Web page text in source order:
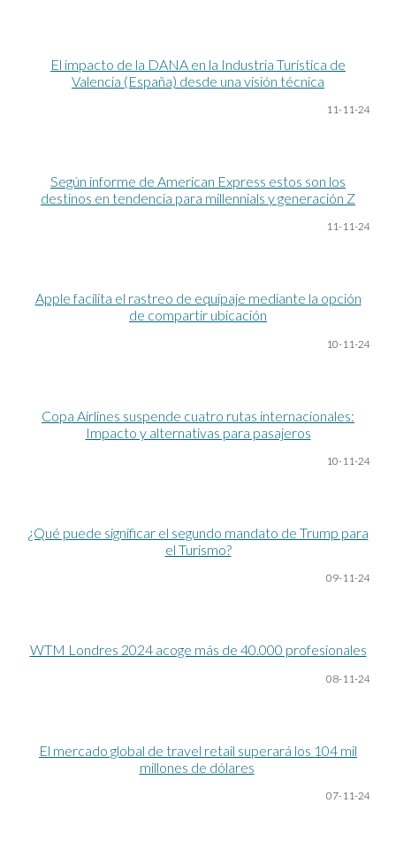
El impacto de la DANA en la Industria Turística de
Valencia (España) desde una visión técnica
11-11-24
Según informe de American Express estos son los
destinos en tendencia para millennials y generación Z
11-11-24
Apple facilita el rastreo de equipaje mediante la opción
de compartir ubicación
10-11-24
Copa Airlines suspende cuatro rutas internacionales:
Impacto y alternativas para pasajeros
10-11-24
¿Qué puede significar el segundo mandato de Trump para
el Turismo?
09-11-24
WTM Londres 2024 acoge más de 40.000 profesionales
08-11-24
El mercado global de travel retail superará los 104 mil
millones de dólares
07-11-24